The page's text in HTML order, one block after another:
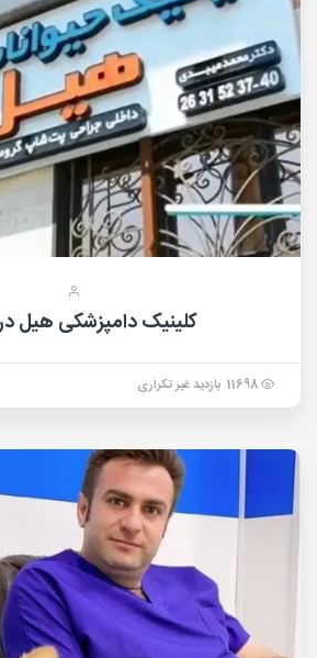
کلینیک دامپزشکی هیل
11698 بازدید غیر تکراری